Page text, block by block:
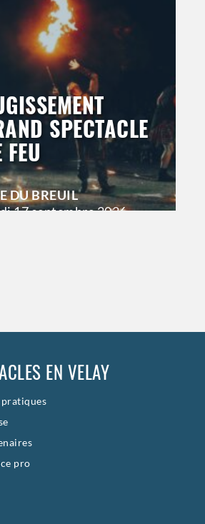
SPECTACLE
FEU
DU BREUIL
17 septembre 2026
EN VELAY
pro